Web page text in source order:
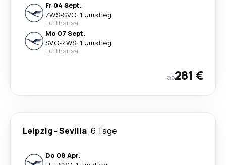
Fr 04 Sept.
ZWS-SVQ· 1 Umstieg
Lufthansa
Mo 07 Sept.
SVQ-ZWS· 1 Umstieg
Lufthansa
ab281 €
Leipzig-Sevilla 6 Tage
Do 08 Apr.